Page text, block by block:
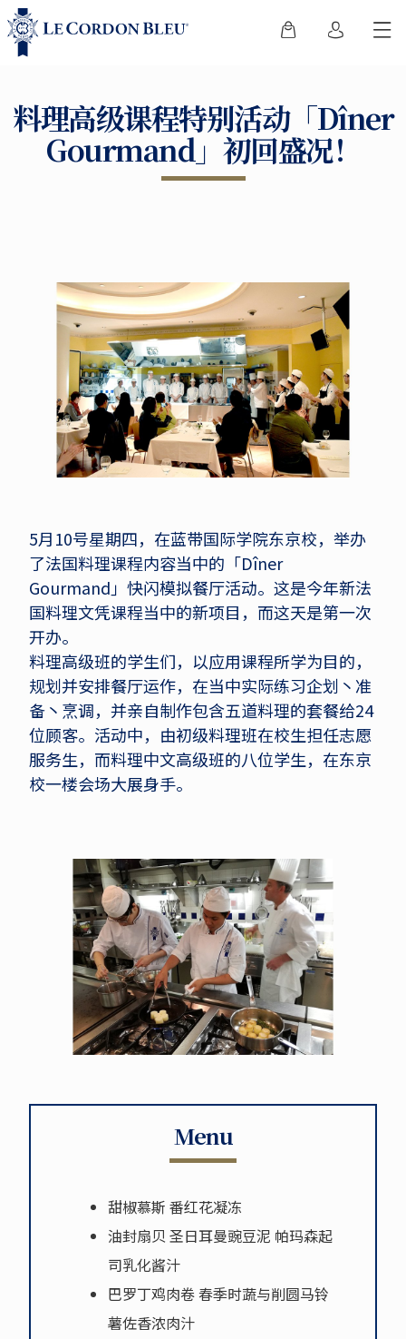
料理高级课程特别活动「Dîner
Gourmand」初回盛况！
5月10号星期四，在蓝带国际学院东京校，举办
了法国料理课程内容当中的「Dîner
Gourmand」快闪模拟餐厅活动。这是今年新法
国料理文凭课程当中的新项目，而这天是第一次
开办。
料理高级班的学生们，以应用课程所学为目的，
规划并安排餐厅运作，在当中实际练习企划丶准
备丶烹调，并亲自制作包含五道料理的套餐给24
位顾客。活动中，由初级料理班在校生担任志愿
服务生，而料理中文高级班的八位学生，在东京
校一楼会场大展身手。
Menu
甜椒慕斯 番红花凝冻
油封扇贝 圣日耳曼豌豆泥 帕玛森起
司乳化酱汁
巴罗丁鸡肉卷 春季时蔬与削圆马铃
薯佐香浓肉汁